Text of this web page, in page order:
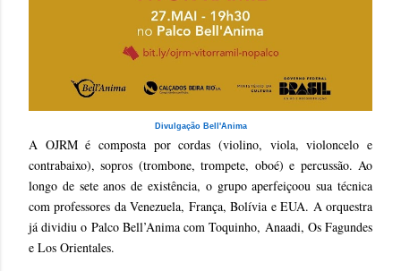
Divulgação Bell'Anima
A OJRM é composta por cordas (violino, viola, violoncelo e
contrabaixo), sopros (trombone, trompete, oboé) e percussão. Ao
longo de sete anos de existência, o grupo aperfeiçoou sua técnica
com professores da Venezuela, França, Bolívia e EUA. A orquestra
já dividiu o Palco Bell’Anima com Toquinho, Anaadi, Os Fagundes
e Los Orientales.